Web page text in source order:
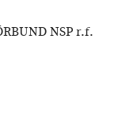
NSP r.f.